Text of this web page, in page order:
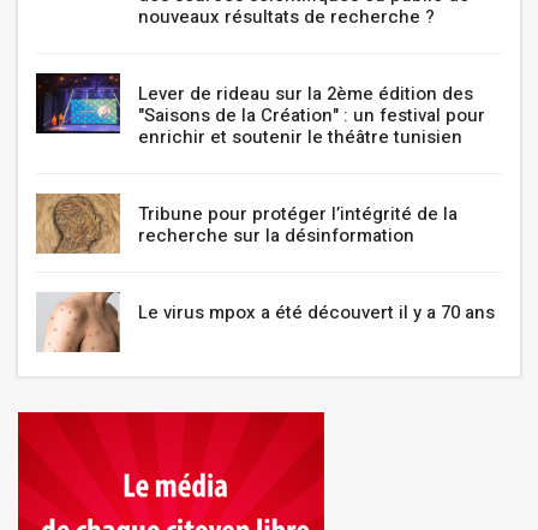
nouveaux résultats de recherche ?
Lever de rideau sur la 2ème édition des
"Saisons de la Création" : un festival pour
enrichir et soutenir le théâtre tunisien
Tribune pour protéger l’intégrité de la
recherche sur la désinformation
Le virus mpox a été découvert il y a 70 ans